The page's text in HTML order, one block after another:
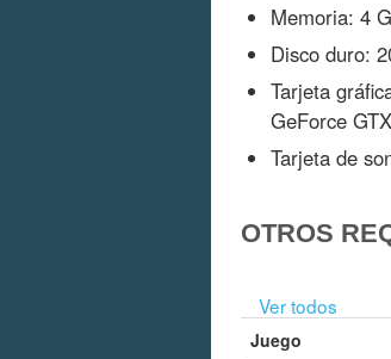
Memoria: 4
Disco duro:
Tarjeta
GeForce
Tarjeta de
OTROS
Ver todos
Juego